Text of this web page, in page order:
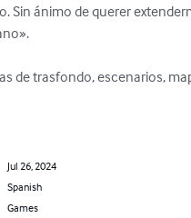
Sin ánimo de querer
de trasfondo, escenarios,
Jul 26, 2024
Spanish
Games